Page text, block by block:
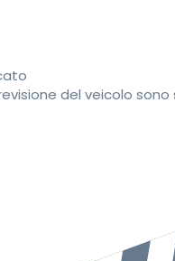
del veicolo